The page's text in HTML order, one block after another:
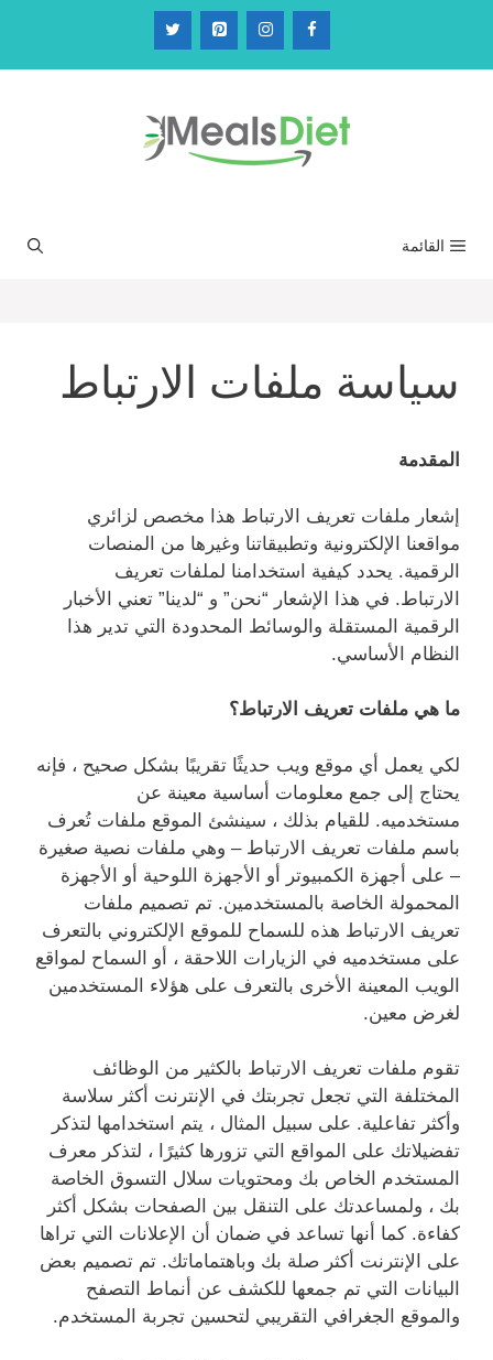
المحتوى
القائمة
سياسة ملفات الارتباط
المقدمة
إشعار ملفات تعريف الارتباط هذا مخصص لزائري
مواقعنا الإلكترونية وتطبيقاتنا وغيرها من المنصات
الرقمية. يحدد كيفية استخدامنا لملفات تعريف
الارتباط. في هذا الإشعار “نحن” و “لدينا” تعني الأخبار
الرقمية المستقلة والوسائط المحدودة التي تدير هذا
النظام الأساسي.
ما هي ملفات تعريف الارتباط؟
لكي يعمل أي موقع ويب حديثًا تقريبًا بشكل صحيح ، فإنه
يحتاج إلى جمع معلومات أساسية معينة عن
مستخدميه. للقيام بذلك ، سينشئ الموقع ملفات تُعرف
باسم ملفات تعريف الارتباط – وهي ملفات نصية صغيرة
– على أجهزة الكمبيوتر أو الأجهزة اللوحية أو الأجهزة
المحمولة الخاصة بالمستخدمين. تم تصميم ملفات
تعريف الارتباط هذه للسماح للموقع الإلكتروني بالتعرف
على مستخدميه في الزيارات اللاحقة ، أو السماح لمواقع
الويب المعينة الأخرى بالتعرف على هؤلاء المستخدمين
لغرض معين.
تقوم ملفات تعريف الارتباط بالكثير من الوظائف
المختلفة التي تجعل تجربتك في الإنترنت أكثر سلاسة
وأكثر تفاعلية. على سبيل المثال ، يتم استخدامها لتذكر
تفضيلاتك على المواقع التي تزورها كثيرًا ، لتذكر معرف
المستخدم الخاص بك ومحتويات سلال التسوق الخاصة
بك ، ولمساعدتك على التنقل بين الصفحات بشكل أكثر
كفاءة. كما أنها تساعد في ضمان أن الإعلانات التي تراها
على الإنترنت أكثر صلة بك وباهتماماتك. تم تصميم بعض
البيانات التي تم جمعها للكشف عن أنماط التصفح
والموقع الجغرافي التقريبي لتحسين تجربة المستخدم.